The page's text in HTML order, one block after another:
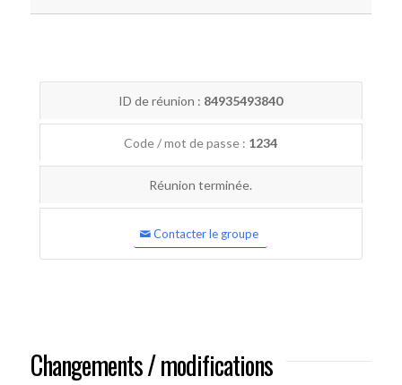
ID de réunion : 84935493840
Code / mot de passe : 1234
Réunion terminée.
Contacter le groupe
Changements / modifications